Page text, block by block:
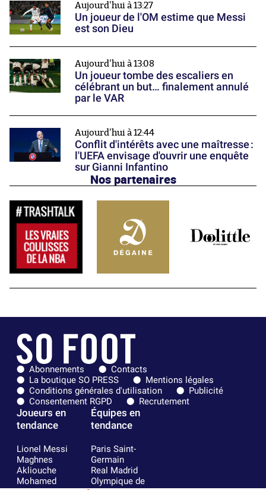
Aujourd'hui à 13:27
Un joueur de l'OM estime que Messi
est son Dieu
Aujourd'hui à 13:08
Un joueur tombe des escaliers en
célébrant un but… finalement annulé
par le VAR
Aujourd'hui à 12:44
Conflit d'intérêts avec une maîtresse :
l'UEFA envisage d'ouvrir une enquête
sur Gianni Infantino
Nos partenaires
Abonnements
Contacts
La boutique SO PRESS
Mentions légales
Conditions générales d'utilisation
Publicité
Consentement RGPD
Recrutement
Joueurs en
tendance
Lionel Messi
Maghnes
Akliouche
Mohamed
Équipes en
tendance
Paris Saint-
Germain
Real Madrid
Olympique de